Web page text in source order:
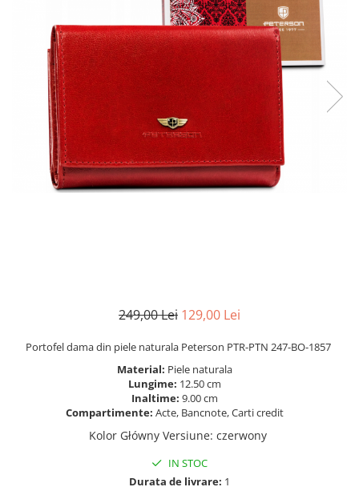
249,00 Lei 129,00 Lei
Portofel dama din piele naturala Peterson PTR-PTN 247-BO-1857
Material: Piele naturala
Lungime: 12.50 cm
Inaltime: 9.00 cm
Compartimente: Acte, Bancnote, Carti credit
Kolor Główny Versiune: czerwony
IN STOC
Durata de livrare: 1